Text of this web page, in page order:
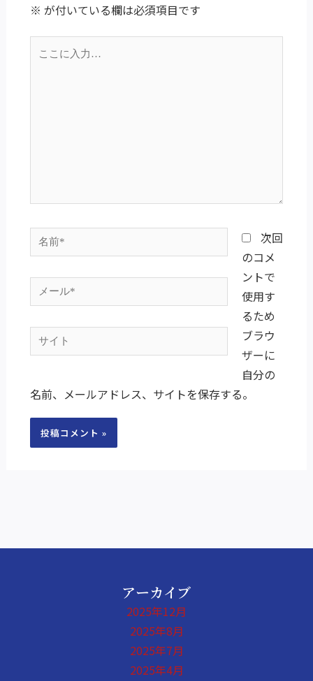
※ が付いている欄は必須項目です
名
前
*
ー
ル
サ
イ
次回
のコメ
ントで
使用す
るため
ブラウ
ザーに
自分の
名前、メールアドレス、サイトを保存する。
アーカイブ
2025年12月
2025年8月
2025年7月
2025年4月